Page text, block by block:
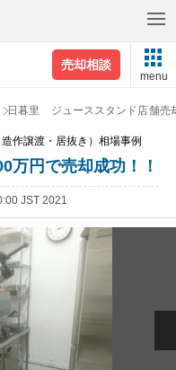
売却相談
menu
日暮里 ジューススタンド店舗売
作譲渡・居抜き）相場事例
万円で売却成功！！
JST 2021